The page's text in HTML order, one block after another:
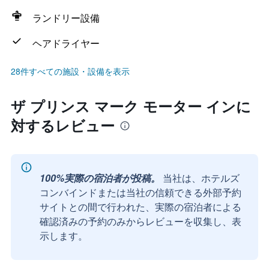
ランドリー設備
ヘアドライヤー
28件すべての施設・設備を表示
ザ プリンス マーク モーター インに
対するレビュー
100%実際の宿泊者が投稿。
当社は、ホテルズ
コンバインドまたは当社の信頼できる外部予約
サイトとの間で行われた、実際の宿泊者による
確認済みの予約のみからレビューを収集し、表
示します。